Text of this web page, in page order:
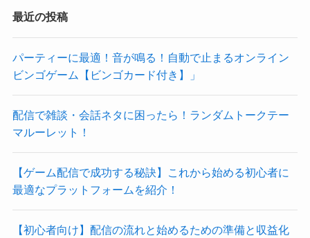
最近の投稿
パーティーに最適！音が鳴る！自動で止まるオンライン
ビンゴゲーム【ビンゴカード付き】」
配信で雑談・会話ネタに困ったら！ランダムトークテー
マルーレット！
【ゲーム配信で成功する秘訣】これから始める初心者に
最適なプラットフォームを紹介！
【初心者向け】配信の流れと始めるための準備と収益化